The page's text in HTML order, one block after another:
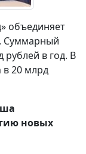
объединяет
Суммарный
рублей в год. В
в 20 млрд
новых